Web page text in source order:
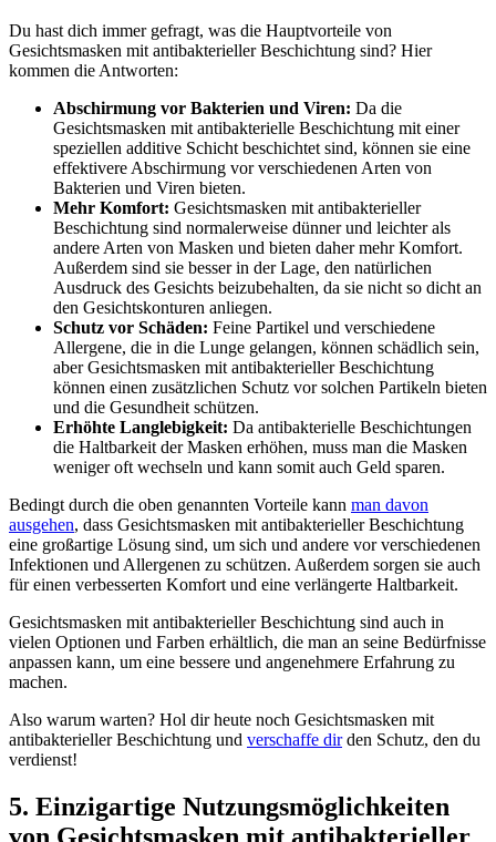
Du hast dich immer gefragt, was die Hauptvorteile von
Gesichtsmasken mit antibakterieller Beschichtung sind? Hier
kommen die Antworten:
Abschirmung vor Bakterien und Viren: Da die
Gesichtsmasken mit antibakterielle Beschichtung mit einer
speziellen additive Schicht beschichtet sind, können sie eine
effektivere Abschirmung vor verschiedenen Arten von
Bakterien und Viren bieten.
Mehr Komfort: Gesichtsmasken mit antibakterieller
Beschichtung sind normalerweise dünner und leichter als
andere Arten von Masken und bieten daher mehr Komfort.
Außerdem sind sie besser in der Lage, den natürlichen
Ausdruck des Gesichts beizubehalten, da sie nicht so dicht an
den Gesichtskonturen anliegen.
Schutz vor Schäden: Feine Partikel und verschiedene
Allergene, die in die Lunge gelangen, können schädlich sein,
aber Gesichtsmasken mit antibakterieller Beschichtung
können einen zusätzlichen Schutz vor solchen Partikeln bieten
und die Gesundheit schützen.
Erhöhte Langlebigkeit: Da antibakterielle Beschichtungen
die Haltbarkeit der Masken erhöhen, muss man die Masken
weniger oft wechseln und kann somit auch Geld sparen.
Bedingt durch die oben genannten Vorteile kann man davon
ausgehen, dass Gesichtsmasken mit antibakterieller Beschichtung
eine großartige Lösung sind, um sich und andere vor verschiedenen
Infektionen und Allergenen zu schützen. Außerdem sorgen sie auch
für einen verbesserten Komfort und eine verlängerte Haltbarkeit.
Gesichtsmasken mit antibakterieller Beschichtung sind auch in
vielen Optionen und Farben erhältlich, die man an seine Bedürfnisse
anpassen kann, um eine bessere und angenehmere Erfahrung zu
machen.
Also warum warten? Hol dir heute noch Gesichtsmasken mit
antibakterieller Beschichtung und verschaffe dirden Schutz, den du
verdienst!
5. Einzigartige Nutzungsmöglichkeiten